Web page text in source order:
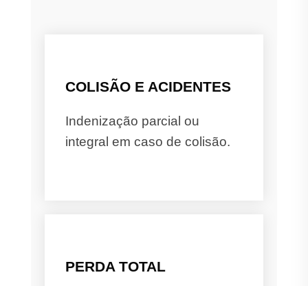
COLISÃO E ACIDENTES
Indenização parcial ou
integral em caso de colisão.
PERDA TOTAL